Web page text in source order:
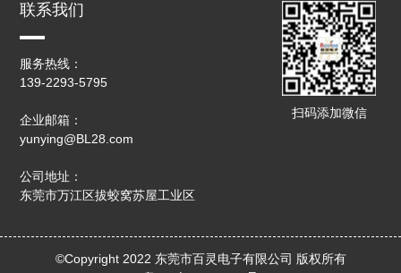
联系我们
服务热线：
139-2293-5795
企业邮箱：
yunying@BL28.com
公司地址：
东莞市万江区拔蛟窝苏屋工业区
扫码添加微信
©Copyright 2022 东莞市百灵电子有限公司 版权所有